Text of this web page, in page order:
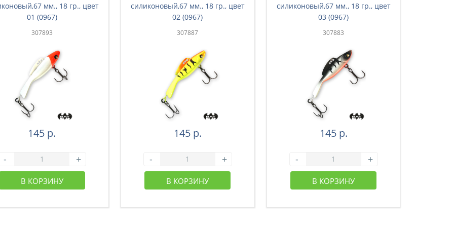
мм., 18 гр., цвет
01 (0967)
307893
145 р.
- +
В КОРЗИНУ
силиконовый,67 мм., 18 гр., цвет
02 (0967)
307887
145 р.
- +
В КОРЗИНУ
силиконовый,67 мм., 18 гр., цвет
03 (0967)
307883
145 р.
- +
В КОРЗИНУ